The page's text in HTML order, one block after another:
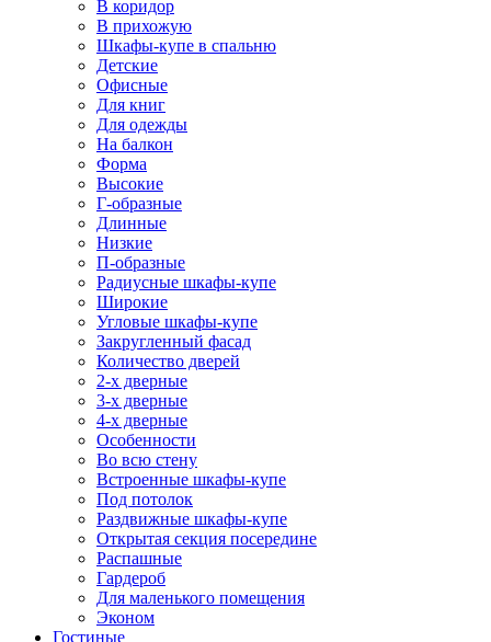
В коридор
В прихожую
Шкафы-купе в спальню
Детские
Офисные
Для книг
Для одежды
На балкон
Форма
Высокие
Г-образные
Длинные
Низкие
П-образные
Радиусные шкафы-купе
Широкие
Угловые шкафы-купе
Закругленный фасад
Количество дверей
2-х дверные
3-х дверные
4-х дверные
Особенности
Во всю стену
Встроенные шкафы-купе
Под потолок
Раздвижные шкафы-купе
Открытая секция посередине
Распашные
Гардероб
Для маленького помещения
Эконом
Гостиные